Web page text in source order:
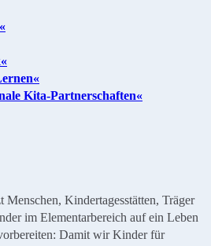
Kita-Partnerschaften«
Kindertagesstätten, Träger
im Elementarbereich auf ein Leben
Damit wir Kinder für